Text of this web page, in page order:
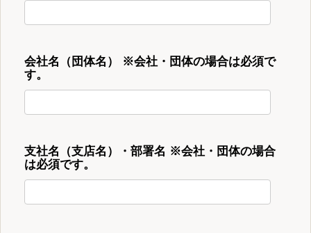
会社名（団体名） ※会社・団体の場合は必須で
す。
支社名（支店名）・部署名 ※会社・団体の場合
は必須です。